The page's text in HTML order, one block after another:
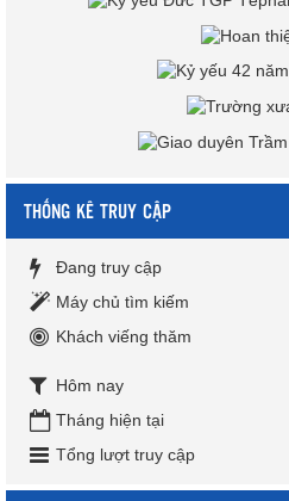
THỐNG KÊ TRUY CẬP
Đang truy cập
Máy chủ tìm kiếm
Khách viếng thăm
Hôm nay
Tháng hiện tại
Tổng lượt truy cập